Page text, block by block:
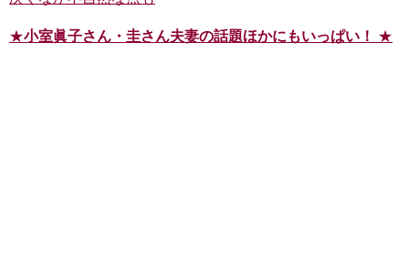
★小室眞子さん・圭さん夫妻の話題ほかにもいっぱい！ ★